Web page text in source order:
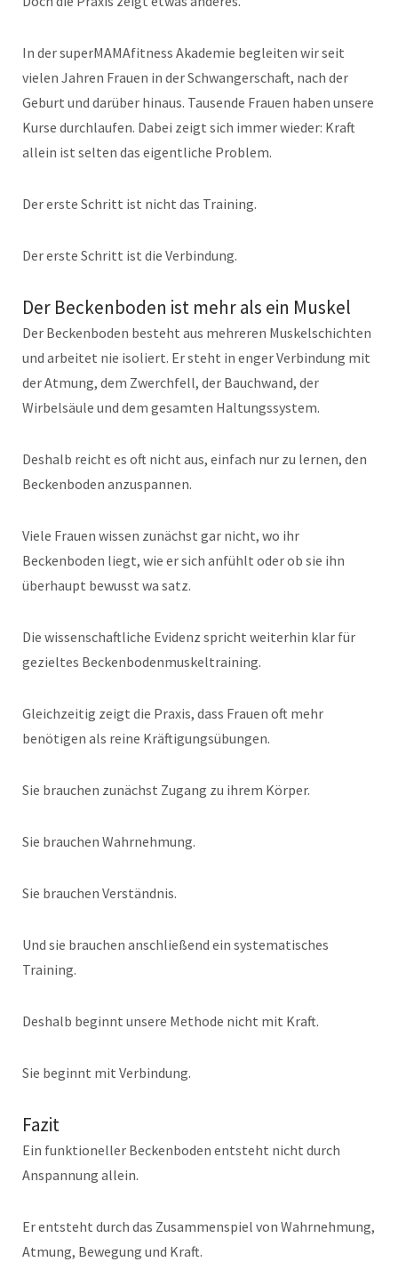
In der superMAMAfitness Akademie begleiten wir seit
vielen Jahren Frauen in der Schwangerschaft, nach der
Geburt und darüber hinaus. Tausende Frauen haben unsere
Kurse durchlaufen. Dabei zeigt sich immer wieder: Kraft
allein ist selten das eigentliche Problem.
Der erste Schritt ist nicht das Training.
Der erste Schritt ist die Verbindung.
Der Beckenboden ist mehr als ein Muskel
Der Beckenboden besteht aus mehreren Muskelschichten
und arbeitet nie isoliert. Er steht in enger Verbindung mit
der Atmung, dem Zwerchfell, der Bauchwand, der
Wirbelsäule und dem gesamten Haltungssystem.
Deshalb reicht es oft nicht aus, einfach nur zu lernen, den
Beckenboden anzuspannen.
Viele Frauen wissen zunächst gar nicht, wo ihr
Beckenboden liegt, wie er sich anfühlt oder ob sie ihn
überhaupt bewusst wa satz.
Die wissenschaftliche Evidenz spricht weiterhin klar für
gezieltes Beckenbodenmuskeltraining.
Gleichzeitig zeigt die Praxis, dass Frauen oft mehr
benötigen als reine Kräftigungsübungen.
Sie brauchen zunächst Zugang zu ihrem Körper.
Sie brauchen Wahrnehmung.
Sie brauchen Verständnis.
Und sie brauchen anschließend ein systematisches
Training.
Deshalb beginnt unsere Methode nicht mit Kraft.
Sie beginnt mit Verbindung.
Fazit
Ein funktioneller Beckenboden entsteht nicht durch
Anspannung allein.
Er entsteht durch das Zusammenspiel von Wahrnehmung,
Atmung, Bewegung und Kraft.